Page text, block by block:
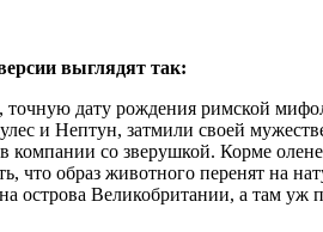
выглядят так:
точную дату рождения римской
и Нептун, затмили своей
компании со зверушкой. Корме
что образ животного перенят на
острова Великобритании, а там уж